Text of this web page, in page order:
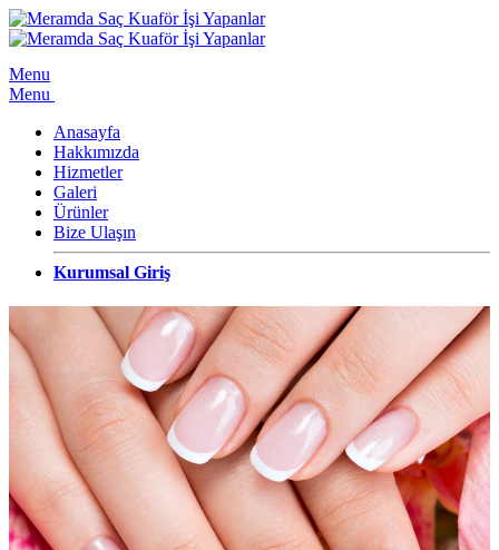
Menu
Menu
Anasayfa
Hakkımızda
Hizmetler
Galeri
Ürünler
Bize Ulaşın
Kurumsal Giriş